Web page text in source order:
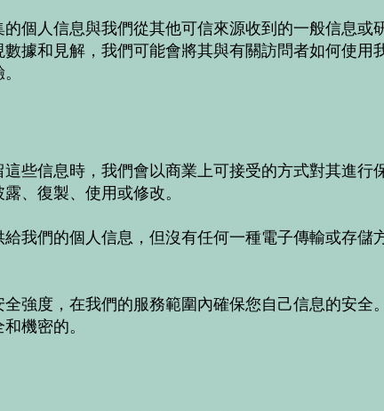
個人信息與我們從其他可信來源收到的一般信息或
據和見解，我們可能會將其與有關訪問者如何使用
些信息時，我們會以商業上可接受的方式對其進行
、復製、使用或修改。
我們的個人信息，但沒有任何一種電子傳輸或存儲
強度，在我們的服務範圍內確保您自己信息的安全
機密的。